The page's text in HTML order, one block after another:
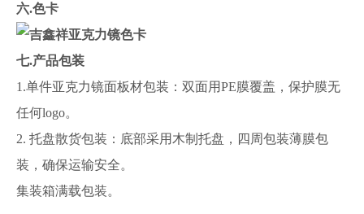
六.色卡
七.产品包装
1.单件亚克力镜面板材包装：双面用PE膜覆盖，保护膜无
任何logo。
2. 托盘散货包装：底部采用木制托盘，四周包装薄膜包
装，确保运输安全。
集装箱满载包装。